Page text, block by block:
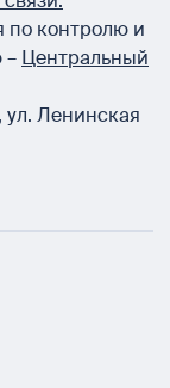
контролю и
– Центральный
, ул. Ленинская